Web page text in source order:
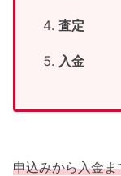
査定
入金
申込みから入金